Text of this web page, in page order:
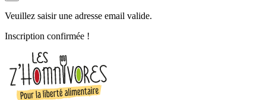
Veuillez saisir une adresse email valide.
Inscription confirmée !